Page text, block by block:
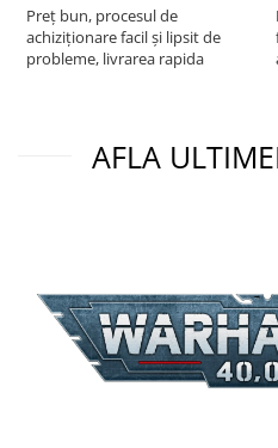
Puzzle
Puzzle 70 piese
Puzzle XXL
Puzzle 8000 piese
Puzzle 150 piese
Puzzle 1000 piese fluorescent
Preț bun, procesul de
achiziționare facil și lipsit de
probleme, livrarea rapida
AFLA